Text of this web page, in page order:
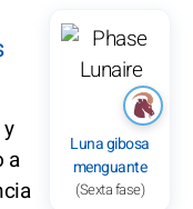
Luna gibosa
menguante
(Sexta fase)
a